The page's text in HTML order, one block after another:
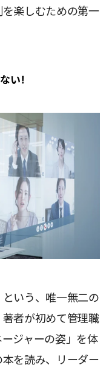
楽しむための第一
い!
いう、唯一無二の
者が初めて管理職
ジャーの姿」を体
を読み、リーダー